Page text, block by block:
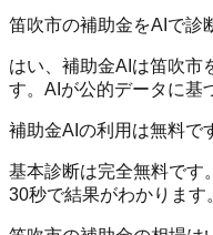
笛吹市の補助金をAIで診
はい、補助金AIは笛吹市
す。AIが公的データに基
補助金AIの利用は無料で
基本診断は完全無料です
30秒で結果がわかります